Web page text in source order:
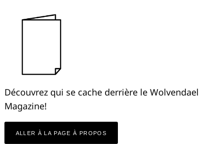
Découvrez qui se cache derrière le Wolvendael
Magazine!
ALLER À LA PAGE À PROPOS